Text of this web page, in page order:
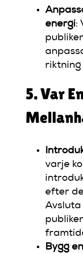
energi:
riktning
5. Var
varje
efter
Bygg